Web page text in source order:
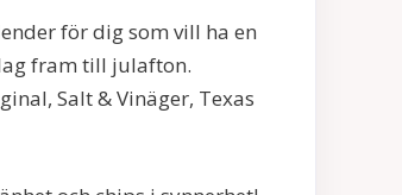
för dig som vill ha en
fram till julafton.
Salt & Vinäger, Texas